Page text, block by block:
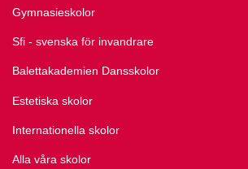
Gymnasieskolor
Sfi - svenska för invandrare
Balettakademien Dansskolor
Estetiska skolor
Internationella skolor
Alla våra skolor